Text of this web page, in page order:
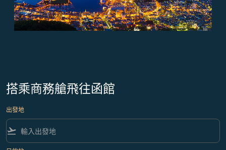
搭乘商務艙飛往函館
出發地
flight_takeoff